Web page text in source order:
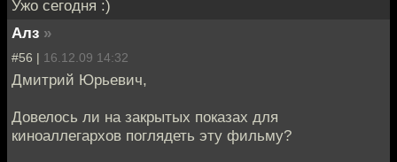
Ужо сегодня :)
Алз »
#56 | 16.12.09 14:32
Дмитрий Юрьевич,
Довелось ли на закрытых показах для
киноаллегархов поглядеть эту фильму?